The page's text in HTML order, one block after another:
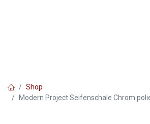
Shop
Modern Project Seifenschale Chrom